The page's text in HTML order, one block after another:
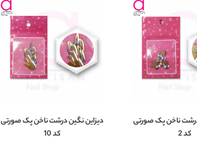
ناخن پک صورتی
کد 2
دیزاین نگین درشت ناخن پک صورتی
کد 10